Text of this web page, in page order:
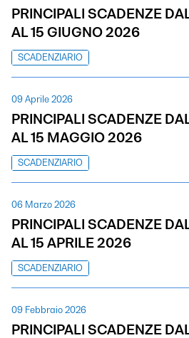
PRINCIPALI SCADENZE
AL 15 GIUGNO 2026
SCADENZIARIO
09 Aprile 2026
PRINCIPALI SCADENZE
AL 15 MAGGIO 2026
SCADENZIARIO
06 Marzo 2026
PRINCIPALI SCADENZE
AL 15 APRILE 2026
SCADENZIARIO
09 Febbraio 2026
PRINCIPALI SCADENZE